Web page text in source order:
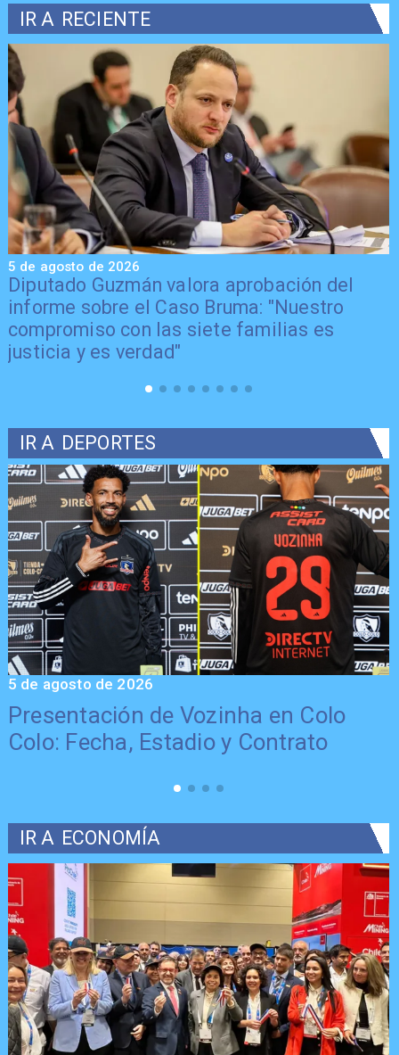
IR A RECIENTE
del
"Nuestro
es
Senador Vial celebra
proyecto de Reconstrucción:
trascendental en beneficio
5 de agosto de 2026
IR A DEPORTES
Presentación de Vozinha en Colo
Colo: Fecha, Estadio y Contrato
5 de agosto de 2026
IR A ECONOMÍA